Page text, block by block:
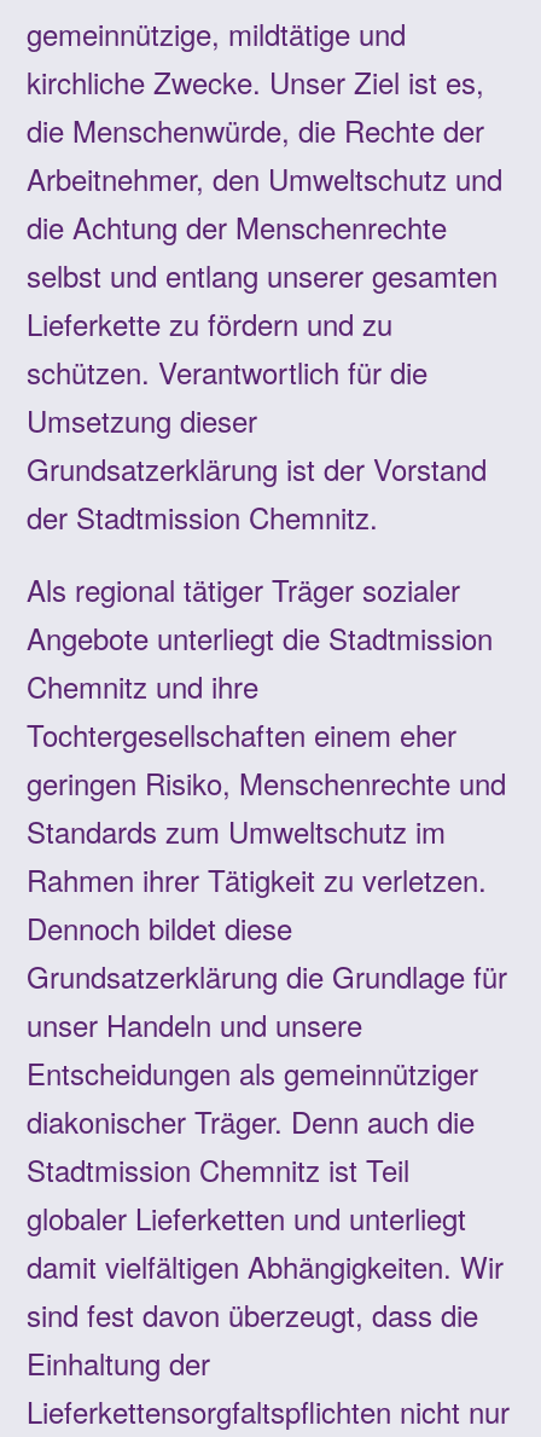
gemeinnützige, mildtätige und
kirchliche Zwecke. Unser Ziel ist es,
die Menschenwürde, die Rechte der
Arbeitnehmer, den Umweltschutz und
die Achtung der Menschenrechte
selbst und entlang unserer gesamten
Lieferkette zu fördern und zu
schützen. Verantwortlich für die
Umsetzung dieser
Grundsatzerklärung ist der Vorstand
der Stadtmission Chemnitz.
Als regional tätiger Träger sozialer
Angebote unterliegt die Stadtmission
Chemnitz und ihre
Tochtergesellschaften einem eher
geringen Risiko, Menschenrechte und
Standards zum Umweltschutz im
Rahmen ihrer Tätigkeit zu verletzen.
Dennoch bildet diese
Grundsatzerklärung die Grundlage für
unser Handeln und unsere
Entscheidungen als gemeinnütziger
diakonischer Träger. Denn auch die
Stadtmission Chemnitz ist Teil
globaler Lieferketten und unterliegt
damit vielfältigen Abhängigkeiten. Wir
sind fest davon überzeugt, dass die
Einhaltung der
Lieferkettensorgfaltspflichten nicht nur